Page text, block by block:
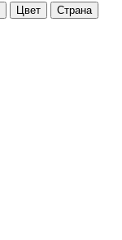
Цвет Страна